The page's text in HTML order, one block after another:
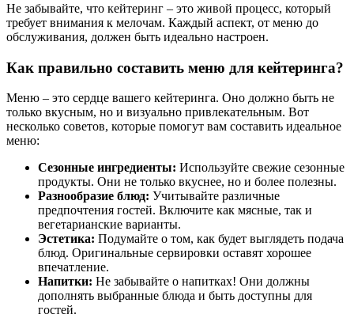
Не забывайте, что кейтеринг – это живой процесс, который
требует внимания к мелочам. Каждый аспект, от меню до
обслуживания, должен быть идеально настроен.
Как правильно составить меню для кейтеринга?
Меню – это сердце вашего кейтеринга. Оно должно быть не
только вкусным, но и визуально привлекательным. Вот
несколько советов, которые помогут вам составить идеальное
меню:
Сезонные ингредиенты: Используйте свежие сезонные
продукты. Они не только вкуснее, но и более полезны.
Разнообразие блюд: Учитывайте различные
предпочтения гостей. Включите как мясные, так и
вегетарианские варианты.
Эстетика: Подумайте о том, как будет выглядеть подача
блюд. Оригинальные сервировки оставят хорошее
впечатление.
Напитки: Не забывайте о напитках! Они должны
дополнять выбранные блюда и быть доступны для
гостей.